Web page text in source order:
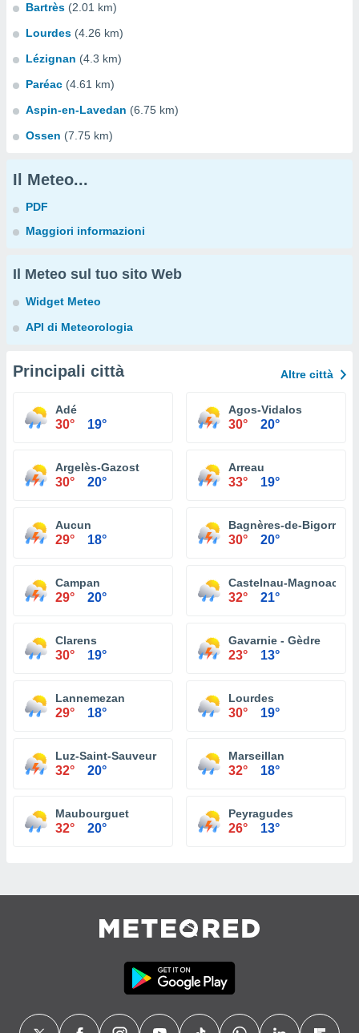
Bartrès (2.01 km)
Lourdes (4.26 km)
Lézignan (4.3 km)
Paréac (4.61 km)
Aspin-en-Lavedan (6.75 km)
Ossen (7.75 km)
Il Meteo...
PDF
Maggiori informazioni
Il Meteo sul tuo sito Web
Widget Meteo
API di Meteorologia
Principali città Altre città
Adé
30° 19°
Agos-Vidalos
30° 20°
Argelès-Gazost
30° 20°
Arreau
33° 19°
Aucun
29° 18°
Bagnères-de-Bigorre
30° 20°
Campan
29° 20°
Castelnau-Magnoac
32° 21°
Clarens
30° 19°
Gavarnie - Gèdre
23° 13°
Lannemezan
29° 18°
Lourdes
30° 19°
Luz-Saint-Sauveur
32° 20°
Marseillan
32° 18°
Maubourguet
32° 20°
Peyragudes
26° 13°